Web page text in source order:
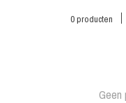
0 producten
Geen